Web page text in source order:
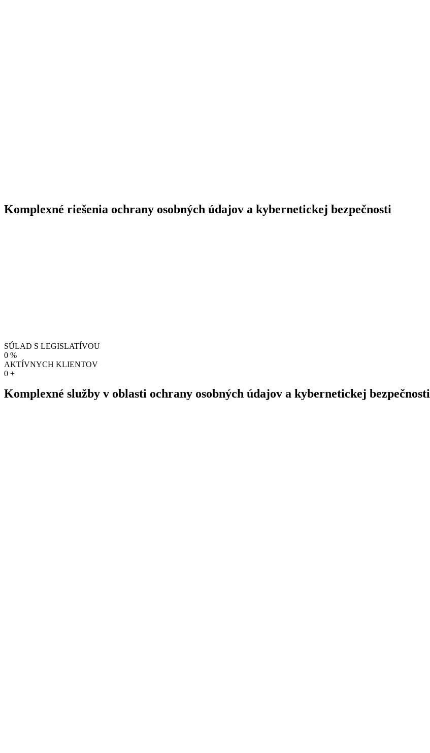
Komplexné riešenia ochrany osobných údajov a kybernetickej bezpečnosti
SÚLAD S LEGISLATÍVOU
0 %
AKTÍVNYCH KLIENTOV
0 +
Komplexné služby v oblasti ochrany osobných údajov a kybernetickej bezpečnosti